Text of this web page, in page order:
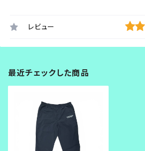
レビュー
最近チェックした商品